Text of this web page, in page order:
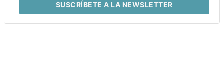
SUSCRÍBETEA LA NEWSLETTER